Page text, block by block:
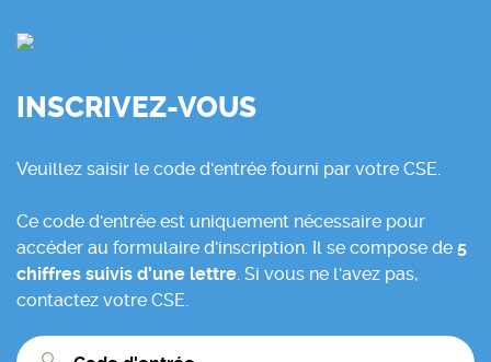
INSCRIVEZ-VOUS
Veuillez saisir le code d'entrée fourni par votre CSE.
Ce code d'entrée est uniquement nécessaire pour
accéder au formulaire d'inscription. Il se compose de 5
chiffres suivis d'une lettre. Si vous ne l'avez pas,
contactez votre CSE.
Code